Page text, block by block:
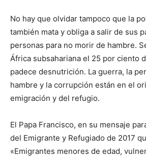
No hay que olvidar tampoco que la
también mata y obliga a salir de sus
personas para no morir de hambre.
África subsahariana el 25 por ciento
padece desnutrición. La guerra, la
hambre y la corrupción están en el
emigración y del refugio.
El Papa Francisco, en su mensaje
del Emigrante y Refugiado de 2017
«Emigrantes menores de edad,